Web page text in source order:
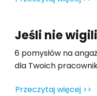
Jeśli nie
6 pomysłów na
dla Twoich
Przeczytaj więcej >>